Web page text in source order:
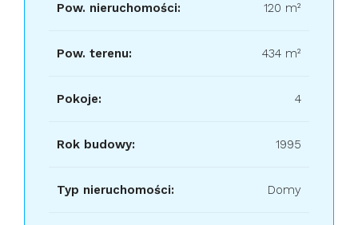
Pow. nieruchomości: 120 m²
Pow. terenu: 434 m²
Pokoje: 4
Rok budowy: 1995
Typ nieruchomości: Domy